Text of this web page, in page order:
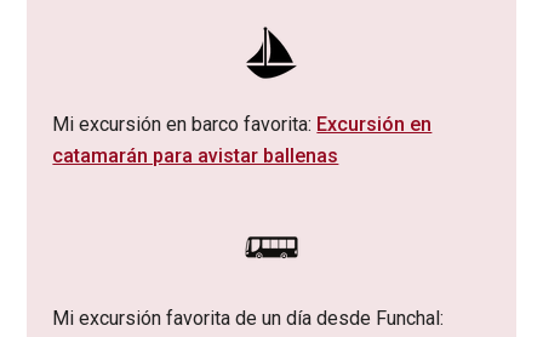
Mi excursión en barco favorita: Excursión en
catamarán para avistar ballenas
Mi excursión favorita de un día desde Funchal: